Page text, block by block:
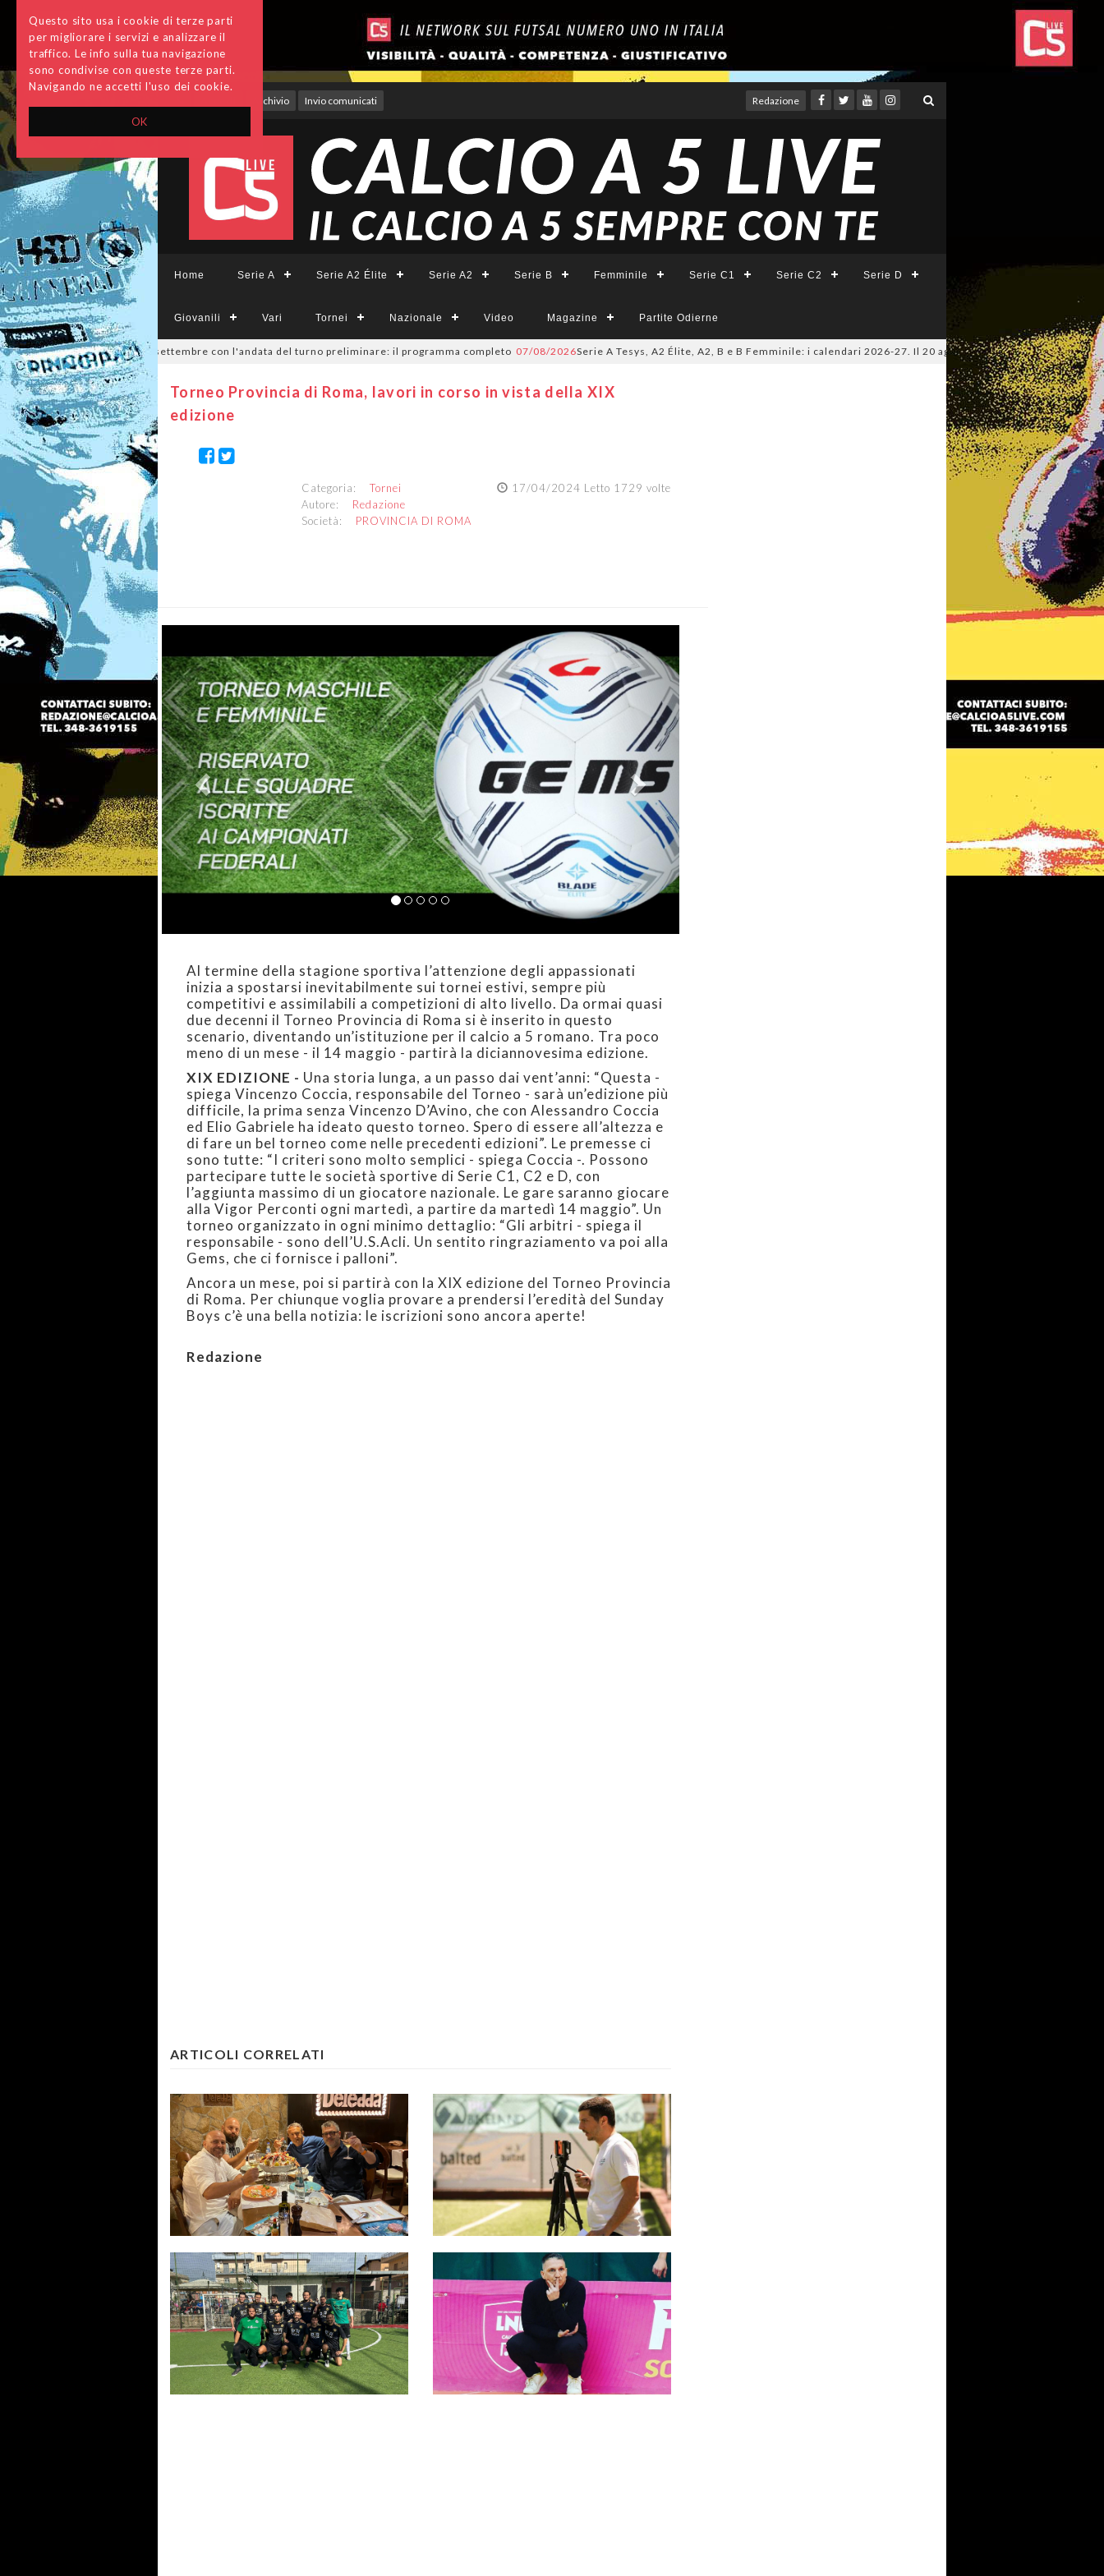
OK
Questo sito usa i cookie di terze parti
per migliorare i servizi e analizzare il
traffico. Le info sulla tua navigazione
sono condivise con queste terze parti.
Navigando ne accetti l'uso dei cookie.
Archivio Invio comunicati Redazione
Home Serie A Serie A2 Élite Serie A2 Serie B Femminile Serie C1 Serie C2 Serie D
Giovanili Vari Tornei Nazionale Video Magazine Partite Odierne
si parte il 19 settembre con l'andata del turno preliminare: il programma completo 07/08/2026Serie A Tesys, A2 Élite, A2, B e B Femminile: i calendari 2026-27. Il 20 agosto la presentazione della Serie A
Torneo Provincia di Roma, lavori in corso in vista della XIX
edizione
17/04/2024 Letto 1729 volte
Categoria: Tornei
Autore: Redazione
Società: PROVINCIA DI ROMA
Al termine della stagione sportiva l’attenzione degli appassionati
inizia a spostarsi inevitabilmente sui tornei estivi, sempre più
competitivi e assimilabili a competizioni di alto livello. Da ormai quasi
due decenni il Torneo Provincia di Roma si è inserito in questo
scenario, diventando un’istituzione per il calcio a 5 romano. Tra poco
meno di un mese - il 14 maggio - partirà la diciannovesima edizione.
XIX EDIZIONE - Una storia lunga, a un passo dai vent’anni: “Questa -
spiega Vincenzo Coccia, responsabile del Torneo - sarà un’edizione più
difficile, la prima senza Vincenzo D’Avino, che con Alessandro Coccia
ed Elio Gabriele ha ideato questo torneo. Spero di essere all’altezza e
di fare un bel torneo come nelle precedenti edizioni”. Le premesse ci
sono tutte: “I criteri sono molto semplici - spiega Coccia -. Possono
partecipare tutte le società sportive di Serie C1, C2 e D, con
l’aggiunta massimo di un giocatore nazionale. Le gare saranno giocare
alla Vigor Perconti ogni martedì, a partire da martedì 14 maggio”. Un
torneo organizzato in ogni minimo dettaglio: “Gli arbitri - spiega il
responsabile - sono dell’U.S.Acli. Un sentito ringraziamento va poi alla
Gems, che ci fornisce i palloni”.
Ancora un mese, poi si partirà con la XIX edizione del Torneo Provincia
di Roma. Per chiunque voglia provare a prendersi l’eredità del Sunday
Boys c’è una bella notizia: le iscrizioni sono ancora aperte!
Redazione
ARTICOLI CORRELATI
Cala il sipario sul Provincia di
Roma, Coccia: “Un successo!
Appuntamento alla 20ª edizione”
Provincia di Roma, il bilancio di
Marco Lattanzi: “Evento riuscito
in maniera eccezionale”